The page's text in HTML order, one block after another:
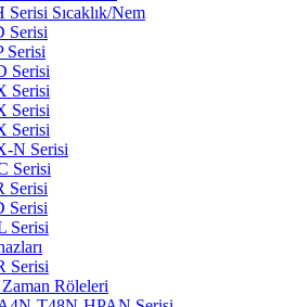
Serisi Sıcaklık/Nem
Serisi
Serisi
Serisi
Serisi
Serisi
Serisi
N Serisi
Serisi
Serisi
Serisi
Serisi
Serisi
Zaman Röleleri